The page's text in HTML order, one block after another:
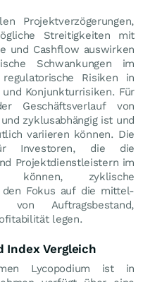
Projektverzögerungen,
Streitigkeiten mit
und Cashflow auswirken
Schwankungen im
Risiken in
Konjunkturrisiken. Für
Geschäftsverlauf von
zyklusabhängig ist und
variieren können. Die
Investoren, die die
Projektdienstleistern im
können, zyklische
den Fokus auf die mittel-
Auftragsbestand,
legen.
Index Vergleich
Lycopodium ist in